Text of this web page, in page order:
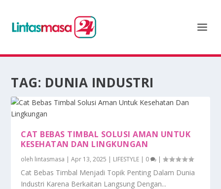
TAG: DUNIA INDUSTRI
CAT BEBAS TIMBAL SOLUSI AMAN UNTUK
KESEHATAN DAN LINGKUNGAN
oleh lintasmasa |Apr 13, 2025 | LIFESTYLE | 0 |
Cat Bebas Timbal Menjadi Topik Penting Dalam Dunia
Industri Karena Berkaitan Langsung Dengan...